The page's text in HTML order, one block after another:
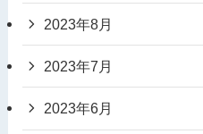
2023年8月
2023年7月
2023年6月